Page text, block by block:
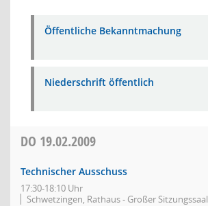
Öffentliche Bekanntmachung
Niederschrift öffentlich
DO 19.02.2009
Technischer Ausschuss
17:30-18:10 Uhr
Schwetzingen, Rathaus - Großer Sitzungssaal